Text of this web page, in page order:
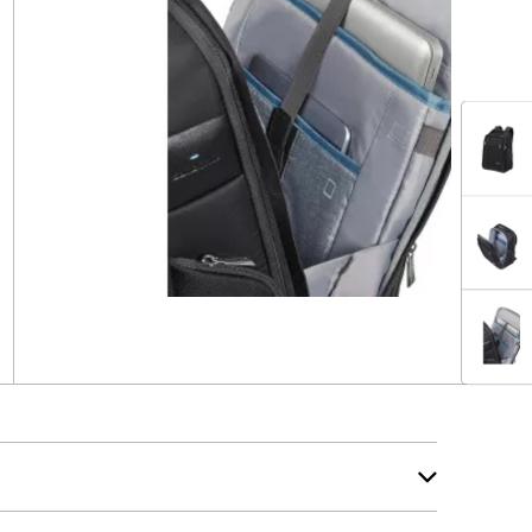
3.0
3.0